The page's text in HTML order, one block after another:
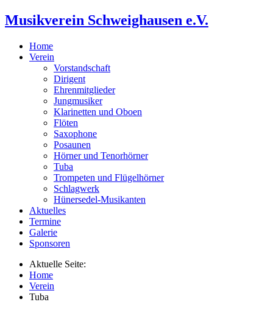
Musikverein Schweighausen e.V.
Home
Verein
Vorstandschaft
Dirigent
Ehrenmitglieder
Jungmusiker
Klarinetten und Oboen
Flöten
Saxophone
Posaunen
Hörner und Tenorhörner
Tuba
Trompeten und Flügelhörner
Schlagwerk
Hünersedel-Musikanten
Aktuelles
Termine
Galerie
Sponsoren
Aktuelle Seite:
Home
Verein
Tuba